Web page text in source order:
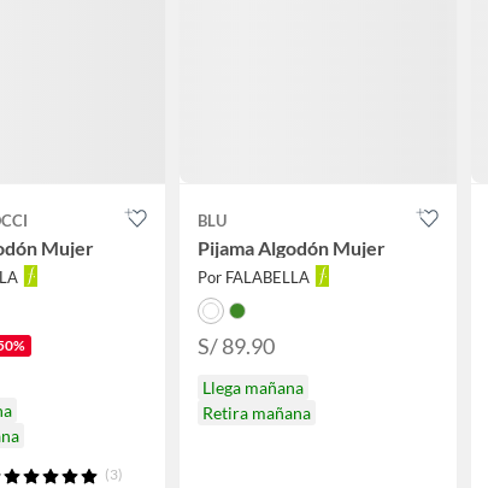
Mujer
(3)
BLU
Pijama Algodón Mujer
Por FALABELLA
S/ 89.90
Llega mañana
Retira mañana